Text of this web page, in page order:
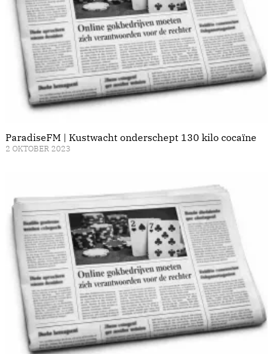
ParadiseFM | Kustwacht onderschept 130 kilo cocaïne
2 OKTOBER 2023